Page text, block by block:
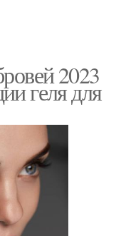
2023
геля для